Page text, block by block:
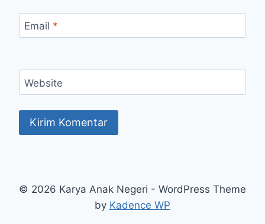
Email *
Website
© 2026 Karya Anak Negeri - WordPress Theme
by Kadence WP